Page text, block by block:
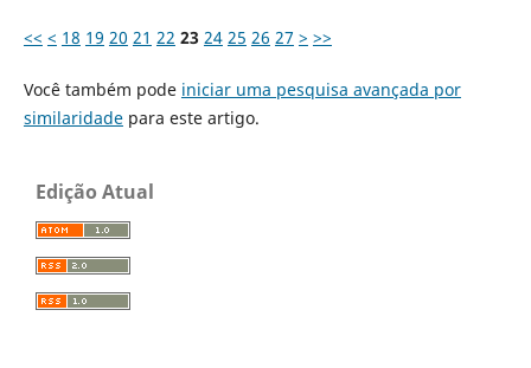
<< < 18 19 20 21 22 23 24 25 26 27 > >>
Você também pode iniciar uma pesquisa avançada por
similaridadepara este artigo.
Edição Atual